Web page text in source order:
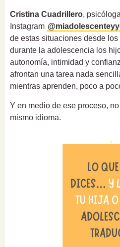
Cristina Cuadrillero,
Instagram
de estas situaciones desde
durante la adolescencia los
autonomía, intimidad y
afrontan una tarea nada
mientras aprenden, poco a
Y en medio de ese proceso,
mismo idioma.